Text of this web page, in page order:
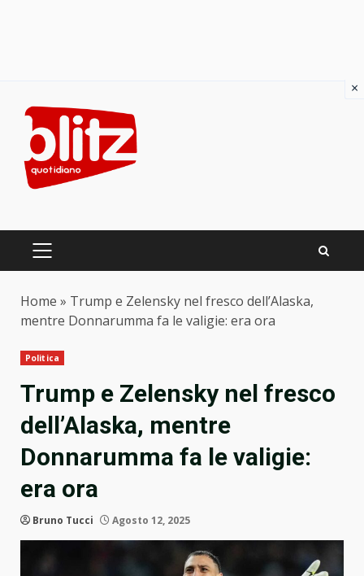
content
PRIMARY
Home » Trump e Zelensky nel fresco dell’Alaska,
mentre Donnarumma fa le valigie: era ora
Politica
Trump e Zelensky nel fresco
dell’Alaska, mentre
Donnarumma fa le valigie:
era ora
Bruno Tucci Agosto 12, 2025
×